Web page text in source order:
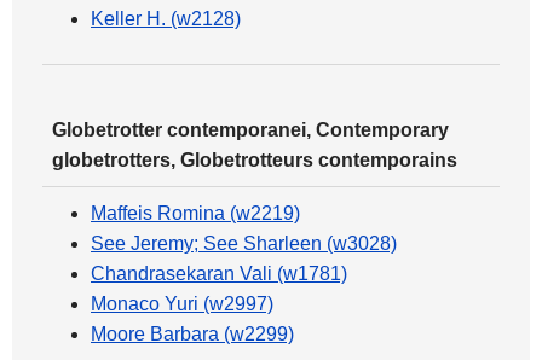
Keller H. (w2128)
Globetrotter contemporanei, Contemporary
globetrotters, Globetrotteurs contemporains
Maffeis Romina (w2219)
See Jeremy; See Sharleen (w3028)
Chandrasekaran Vali (w1781)
Monaco Yuri (w2997)
Moore Barbara (w2299)